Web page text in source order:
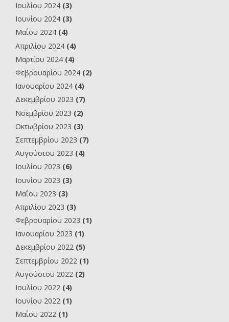
Ιουλίου 2024 (3)
Ιουνίου 2024 (3)
Μαΐου 2024 (4)
Απριλίου 2024 (4)
Μαρτίου 2024 (4)
Φεβρουαρίου 2024 (2)
Ιανουαρίου 2024 (4)
Δεκεμβρίου 2023 (7)
Νοεμβρίου 2023 (2)
Οκτωβρίου 2023 (3)
Σεπτεμβρίου 2023 (7)
Αυγούστου 2023 (4)
Ιουλίου 2023 (6)
Ιουνίου 2023 (3)
Μαΐου 2023 (3)
Απριλίου 2023 (3)
Φεβρουαρίου 2023 (1)
Ιανουαρίου 2023 (1)
Δεκεμβρίου 2022 (5)
Σεπτεμβρίου 2022 (1)
Αυγούστου 2022 (2)
Ιουλίου 2022 (4)
Ιουνίου 2022 (1)
Μαΐου 2022 (1)